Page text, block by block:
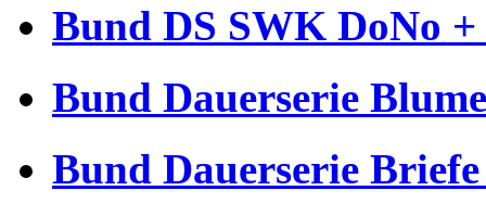
Bund DS SWK DoNo +
Bund Dauerserie
Bund Dauerserie